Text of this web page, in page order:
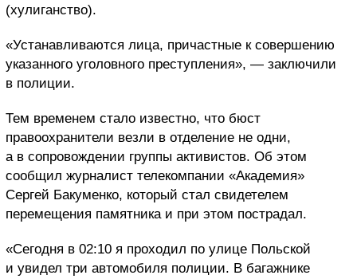
(хулиганство).
«Устанавливаются лица, причастные к совершению
указанного уголовного преступления», — заключили
в полиции.
Тем временем стало известно, что бюст
правоохранители везли в отделение не одни,
а в сопровождении группы активистов. Об этом
сообщил журналист телекомпании «Академия»
Сергей Бакуменко, который стал свидетелем
перемещения памятника и при этом пострадал.
«Сегодня в 02:10 я проходил по улице Польской
и увидел три автомобиля полиции. В багажнике